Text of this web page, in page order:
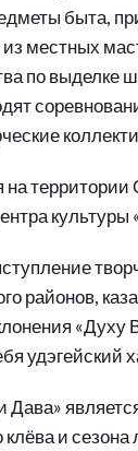
быта,
из местных
по выделке
на
районов,
«Духу
удэгейский
Дава»
клёва и